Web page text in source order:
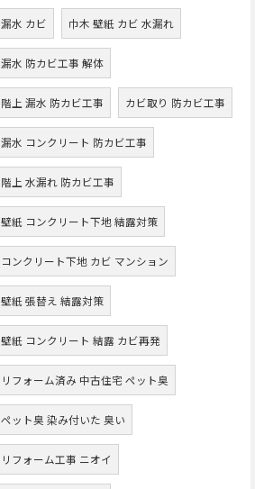
漏水 カビ 巾木 壁紙 カビ 水漏れ
漏水 防カビ工事 解体
階上 漏水 防カビ工事 カビ取り 防カビ工事
漏水 コンクリート 防カビ工事
階上 水漏れ 防カビ工事
壁紙 コンクリート下地 結露対策
コンクリート下地 カビ マンション
壁紙 張替え 結露対策
壁紙 コンクリート 結露 カビ再発
リフォーム済み 中古住宅 ペット臭
ペット臭 染み付いた 臭い
リフォーム工事 ニオイ